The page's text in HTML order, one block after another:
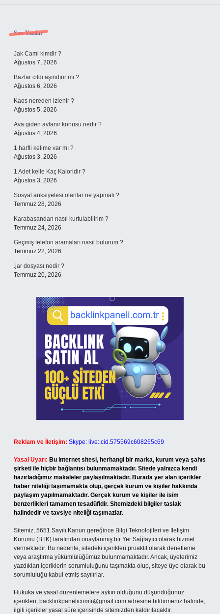
Sidebar
Son Yazılar
Jak Cami kimdir ?
Ağustos 7, 2026
Bazlar cildi aşındırır mı ?
Ağustos 6, 2026
Kaos nereden izlenir ?
Ağustos 5, 2026
Ava giden avlanır konusu nedir ?
Ağustos 4, 2026
1 harfli kelime var mı ?
Ağustos 3, 2026
1 Adet kelle Kaç Kaloridir ?
Ağustos 3, 2026
Sosyal anksiyetesi olanlar ne yapmalı ?
Temmuz 28, 2026
Karabasandan nasıl kurtulabilirim ?
Temmuz 24, 2026
Geçmiş telefon aramaları nasıl bulurum ?
Temmuz 22, 2026
.jar dosyası nedir ?
Temmuz 20, 2026
Reklam ve İletişim: Skype: live:.cid.575569c608265c69
Yasal Uyarı: Bu internet sitesi, herhangi bir marka, kurum veya şahıs
şirketi ile hiçbir bağlantısı bulunmamaktadır. Sitede yalnızca kendi
hazırladığımız makaleler paylaşılmaktadır. Burada yer alan içerikler
haber niteliği taşımamakta olup, gerçek kurum ve kişiler hakkında
paylaşım yapılmamaktadır. Gerçek kurum ve kişiler ile isim
benzerlikleri tamamen tesadüfidir. Sitemizdeki bilgiler taslak
halindedir ve tavsiye niteliği taşımazlar.
Sitemiz, 5651 Sayılı Kanun gereğince Bilgi Teknolojileri ve İletişim
Kurumu (BTK) tarafından onaylanmış bir Yer Sağlayıcı olarak hizmet
vermektedir. Bu nedenle, sitedeki içerikleri proaktif olarak denetleme
veya araştırma yükümlülüğümüz bulunmamaktadır. Ancak, üyelerimiz
yazdıkları içeriklerin sorumluluğunu taşımakta olup, siteye üye olarak bu
sorumluluğu kabul etmiş sayılırlar.
Hukuka ve yasal düzenlemelere aykırı olduğunu düşündüğünüz
içerikleri, backlinkpanelicomtr@gmail.com adresine bildirmeniz halinde,
ilgili içerikler yasal süre içerisinde sitemizden kaldırılacaktır.